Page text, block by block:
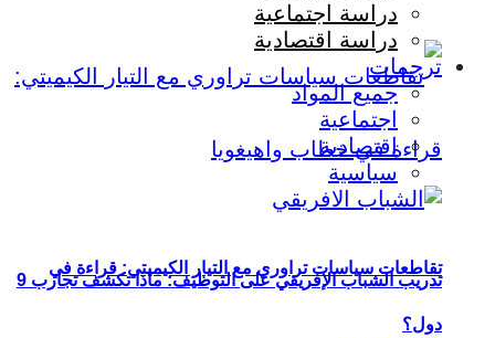
تقاطعات سياسات تراوري مع التيار الكيميتي: قراءة في
دراسة اجتماعية
دراسة اقتصادية
ترجمات
جميع المواد
اجتماعية
اقتصادية
سياسية
تدريب الشباب الإفريقي على التوظيف: ماذا تكشف تجارب 9
دول؟